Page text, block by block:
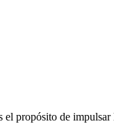
el propósito de